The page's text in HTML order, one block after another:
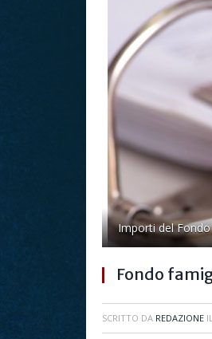
Importi del
Fondo
SCRITTO DA REDAZIONE